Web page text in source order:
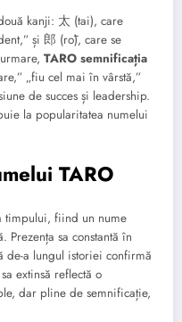
kanji: 太 (tai), care
și 郎 (rō), care se
TARO semnificația
„fiu cel mai în vârstă,”
de succes și leadership.
la popularitatea numelui
TARO
timpului, fiind un nume
sa constantă în
de-a lungul istoriei confirmă
extinsă reflectă o
dar pline de semnificație,